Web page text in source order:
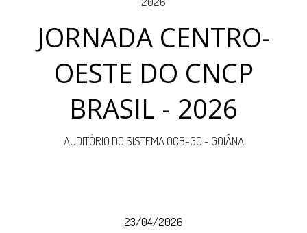
JORNADA CENTRO-
OESTE DO CNCP
BRASIL - 2026
AUDITÓRIO DO SISTEMA OCB-GO - GOIÂNA
23/04/2026